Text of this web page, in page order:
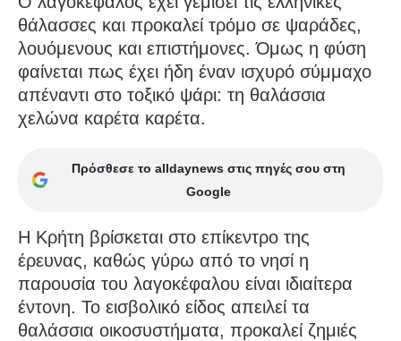
θάλασσες και προκαλεί τρόμο σε ψαράδες,
λουόμενους και επιστήμονες. Όμως η φύση
φαίνεται πως έχει ήδη έναν ισχυρό σύμμαχο
απέναντι στο τοξικό ψάρι: τη θαλάσσια
χελώνα καρέτα καρέτα.
Πρόσθεσε το alldaynews στις πηγές σου στη
Google
Η Κρήτη βρίσκεται στο επίκεντρο της
έρευνας, καθώς γύρω από το νησί η
παρουσία του λαγοκέφαλου είναι ιδιαίτερα
έντονη. Το εισβολικό είδος απειλεί τα
θαλάσσια οικοσυστήματα, προκαλεί ζημιές